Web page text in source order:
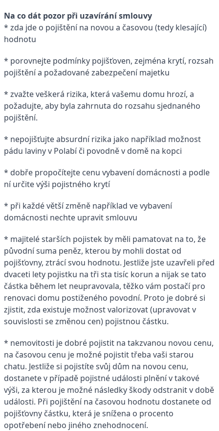
Na co dát pozor při uzavírání smlouvy
* zda jde o pojištění na novou a časovou (tedy klesající)
hodnotu
* porovnejte podmínky pojišťoven, zejména krytí, rozsah
pojištění a požadované zabezpečení majetku
* zvažte veškerá rizika, která vašemu domu hrozí, a
požadujte, aby byla zahrnuta do rozsahu sjednaného
pojištění.
* nepojišťujte absurdní rizika jako například možnost
pádu laviny v Polabí či povodně v domě na kopci
* dobře propočítejte cenu vybavení domácnosti a podle
ní určite výši pojistného krytí
* při každé větší změně například ve vybavení
domácnosti nechte upravit smlouvu
* majitelé starších pojistek by měli pamatovat na to, že
původní suma peněz, kterou by mohli dostat od
pojišťovny, ztrácí svou hodnotu. Jestliže jste uzavřeli před
dvaceti lety pojistku na tři sta tisíc korun a nijak se tato
částka během let neupravovala, těžko vám postačí pro
renovaci domu postiženého povodní. Proto je dobré si
zjistit, zda existuje možnost valorizovat (upravovat v
souvislosti se změnou cen) pojistnou částku.
* nemovitosti je dobré pojistit na takzvanou novou cenu,
na časovou cenu je možné pojistit třeba vaši starou
chatu. Jestliže si pojistíte svůj dům na novou cenu,
dostanete v případě pojistné události plnění v takové
výši, za kterou je možné následky škody odstranit v době
události. Při pojištění na časovou hodnotu dostanete od
pojišťovny částku, která je snížena o procento
opotřebení nebo jiného znehodnocení.